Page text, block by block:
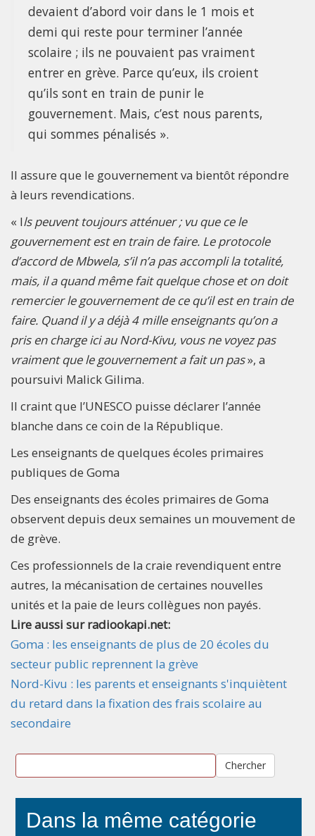
devaient d’abord voir dans le 1 mois et
demi qui reste pour terminer l’année
scolaire ; ils ne pouvaient pas vraiment
entrer en grève. Parce qu’eux, ils croient
qu’ils sont en train de punir le
gouvernement. Mais, c’est nous parents,
qui sommes pénalisés ».
Il assure que le gouvernement va bientôt répondre
à leurs revendications.
« Ils peuvent toujours atténuer ; vu que ce le
gouvernement est en train de faire. Le protocole
d’accord de Mbwela, s’il n’a pas accompli la totalité,
mais, il a quand même fait quelque chose et on doit
remercier le gouvernement de ce qu’il est en train de
faire. Quand il y a déjà 4 mille enseignants qu’on a
pris en charge ici au Nord-Kivu, vous ne voyez pas
vraiment que le gouvernement a fait un pas», a
poursuivi Malick Gilima.
Il craint que l’UNESCO puisse déclarer l’année
blanche dans ce coin de la République.
Les enseignants de quelques écoles primaires
publiques de Goma
Des enseignants des écoles primaires de Goma
observent depuis deux semaines un mouvement de
de grève.
Ces professionnels de la craie revendiquent entre
autres, la mécanisation de certaines nouvelles
unités et la paie de leurs collègues non payés.
Lire aussi sur radiookapi.net:
Goma : les enseignants de plus de 20 écoles du
secteur public reprennent la grève
Nord-Kivu : les parents et enseignants s'inquiètent
du retard dans la fixation des frais scolaire au
secondaire
Chercher
Dans la même catégorie